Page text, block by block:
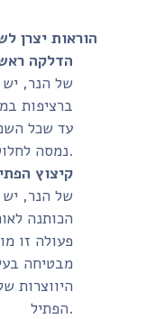
הוראות יצרן
הדלקה
של הנר, יש
עד שכל
קיצוץ הפתיל:
של הנר, יש
פעולה זו
מבטיחה
היווצרות של